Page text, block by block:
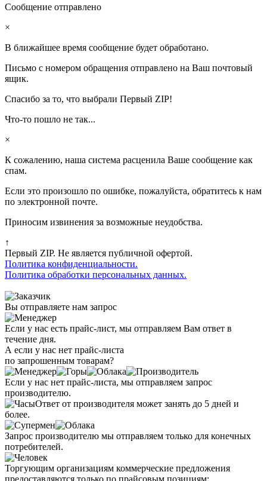
Сообщение отправлено
×
В ближайшее время сообщение будет обработано.
Письмо с номером обращения отправлено на Ваш почтовый
ящик.
Спасибо за то, что выбрали Первый ZIP!
Что-то пошло не так...
×
К сожалению, наша система расценила Ваше сообщение как
спам.
Если это произошло по ошибке, пожалуйста, обратитесь к нам
по электронной почте.
Приносим извинения за возможные неудобства.
↑
Первый ZIP. Не является публичной офертой.
Политика конфиденциальности.
Политика обработки персональных данных.
Вы отправляете нам запрос
Если у нас есть прайс-лист, мы отправляем Вам ответ в
течение дня.
А если у нас нет прайс-листа
по запрошенным товарам?
Если у нас нет прайс-листа, мы отправляем запрос
производителю.
Ответ от производителя может занять до 5 дней и
более.
Запрос производителю мы отправляем только для конечных
потребителей.
Торгующим организациям коммерческие предложения
предоставляются только по прайсовым позициям: